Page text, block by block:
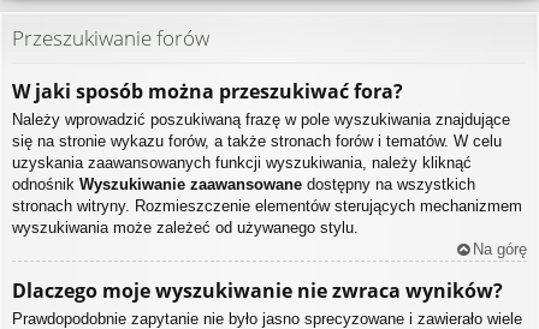
Przeszukiwanie forów
W jaki sposób można przeszukiwać fora?
Należy wprowadzić poszukiwaną frazę w pole wyszukiwania znajdujące
się na stronie wykazu forów, a także stronach forów i tematów. W celu
uzyskania zaawansowanych funkcji wyszukiwania, należy kliknąć
odnośnik Wyszukiwanie zaawansowane dostępny na wszystkich
stronach witryny. Rozmieszczenie elementów sterujących mechanizmem
wyszukiwania może zależeć od używanego stylu.
Na górę
Dlaczego moje wyszukiwanie nie zwraca wyników?
Prawdopodobnie zapytanie nie było jasno sprecyzowane i zawierało wiele